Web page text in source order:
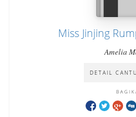
Miss Jinjing
Amelia
DETAIL